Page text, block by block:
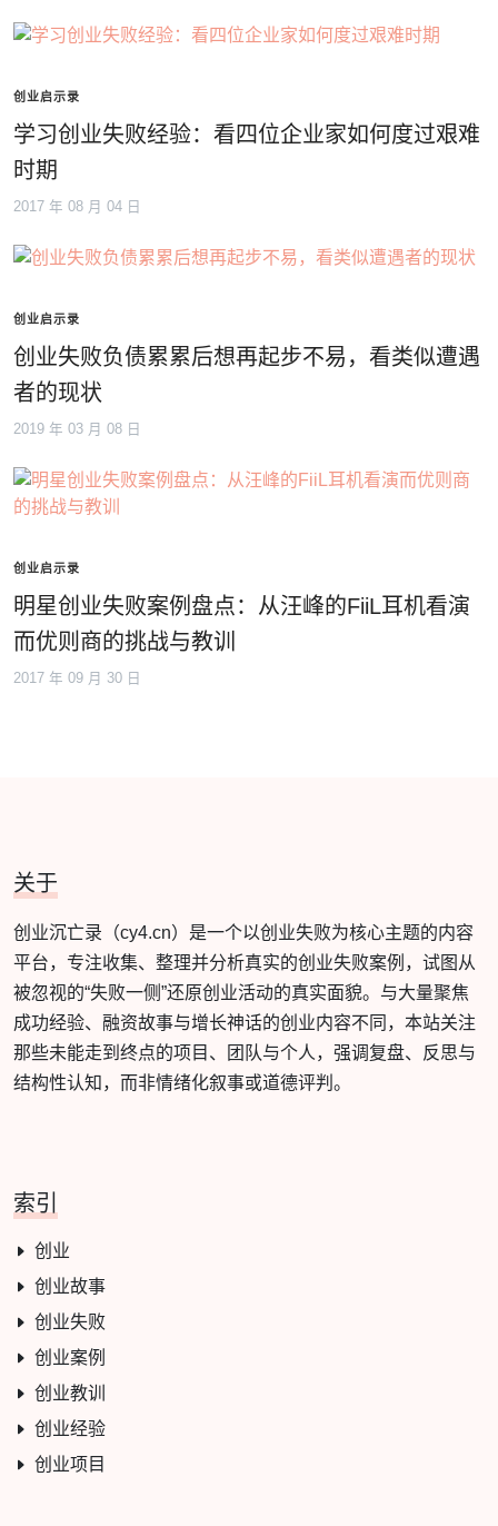
创业启示录
学习创业失败经验：看四位企业家如何度过艰难
时期
2017 年 08 月 04 日
创业启示录
创业失败负债累累后想再起步不易，看类似遭遇
者的现状
2019 年 03 月 08 日
创业启示录
明星创业失败案例盘点：从汪峰的FiiL耳机看演
而优则商的挑战与教训
2017 年 09 月 30 日
关于
创业沉亡录（cy4.cn）是一个以创业失败为核心主题的内容
平台，专注收集、整理并分析真实的创业失败案例，试图从
被忽视的“失败一侧”还原创业活动的真实面貌。与大量聚焦
成功经验、融资故事与增长神话的创业内容不同，本站关注
那些未能走到终点的项目、团队与个人，强调复盘、反思与
结构性认知，而非情绪化叙事或道德评判。
索引
创业
创业故事
创业失败
创业案例
创业教训
创业经验
创业项目